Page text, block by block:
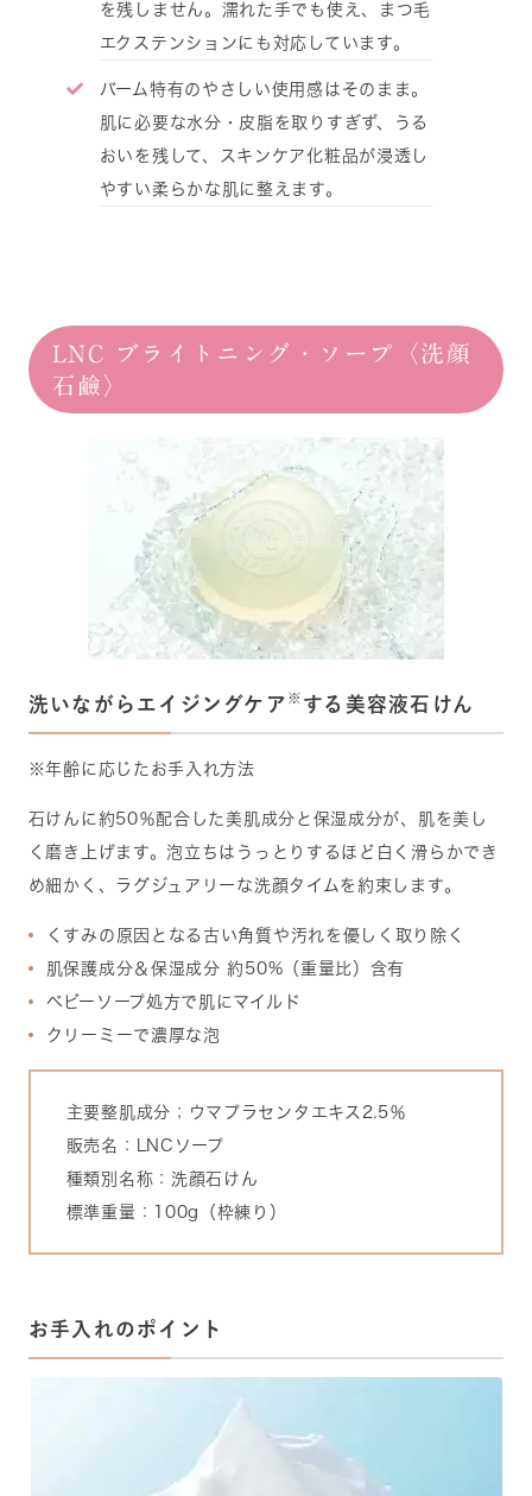
を残しません。濡れた手でも使え、まつ毛
エクステンションにも対応しています。
バーム特有のやさしい使用感はそのまま。
肌に必要な水分・皮脂を取りすぎず、うる
おいを残して、スキンケア化粧品が浸透し
やすい柔らかな肌に整えます。
LNC ブライトニング・ソープ〈洗顔
石鹼〉
洗いながらエイジングケア ※ する美容液石けん
※年齢に応じたお手入れ方法
石けんに約50％配合した美肌成分と保湿成分が、肌を美し
く磨き上げます。泡立ちはうっとりするほど白く滑らかでき
め細かく、ラグジュアリーな洗顔タイムを約束します。
くすみの原因となる古い角質や汚れを優しく取り除く
肌保護成分＆保湿成分 約50%（重量比）含有
ベビーソープ処方で肌にマイルド
クリーミーで濃厚な泡
主要整肌成分；ウマプラセンタエキス2.5％
販売名：LNCソープ
種類別名称：洗顔石けん
標準重量：100g（枠練り）
お手入れのポイント